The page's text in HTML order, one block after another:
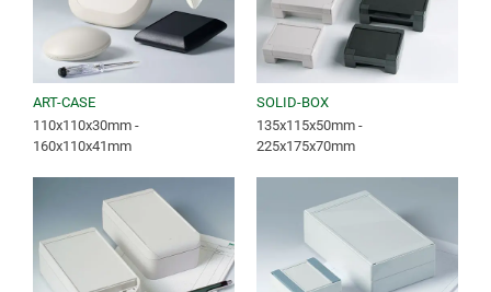
ART-CASE
110x110x30mm -
160x110x41mm
SOLID-BOX
135x115x50mm -
225x175x70mm